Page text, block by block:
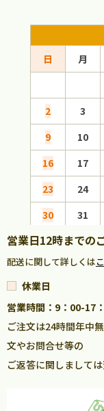
日 月
2
3
9
10
16
17
23
24
30
31
営業日12時までの
配送に関して詳しくは
休業日
営業時間：9：00-17
ご注文は24時間年中
文やお問合せ等の
ご返答に関しまして